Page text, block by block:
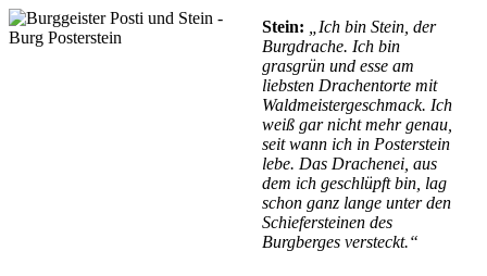
Stein:
„Ich bin Stein, der
Burgdrache. Ich bin
grasgrün und esse am
liebsten Drachentorte mit
Waldmeistergeschmack. Ich
weiß gar nicht mehr genau,
seit wann ich in Posterstein
lebe. Das Drachenei, aus
dem ich geschlüpft bin, lag
schon ganz lange unter den
Schiefersteinen des
Burgberges versteckt.“